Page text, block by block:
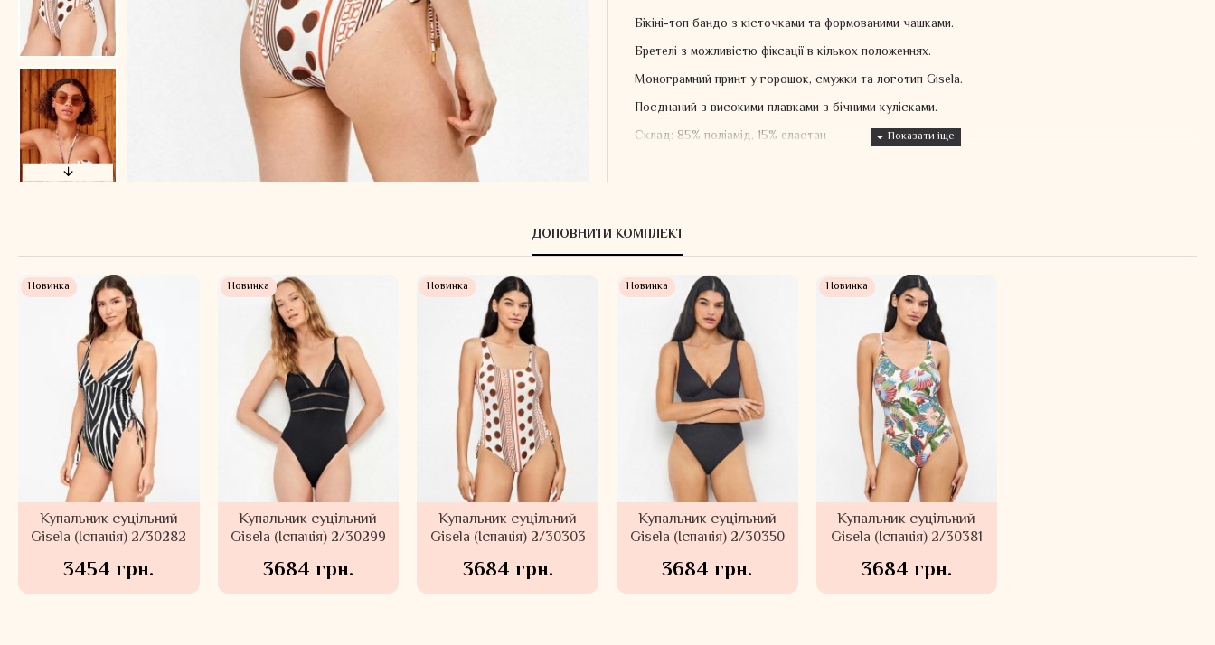
Бікіні-топ бандо з кісточками та формованими чашками.
Бретелі з можливістю фіксації в кількох положеннях.
Монограмний принт у горошок, смужки та логотип Gisela.
Поєднаний з високими плавками з бічними кулісками.
Склад: 85% поліамід, 15% еластан
ДОПОВНИТИ КОМПЛЕКТ
Новинка
Купальник суцільний
Gisela (Іспанія) 2/30282
3454 грн.
Новинка
Купальник суцільний
Gisela (Іспанія) 2/30299
3684 грн.
Новинка
Купальник суцільний
Gisela (Іспанія) 2/30303
3684 грн.
Новинка
Купальник суцільний
Gisela (Іспанія) 2/30350
3684 грн.
Новинка
Купальник суцільний
Gisela (Іспанія) 2/30381
3684 грн.